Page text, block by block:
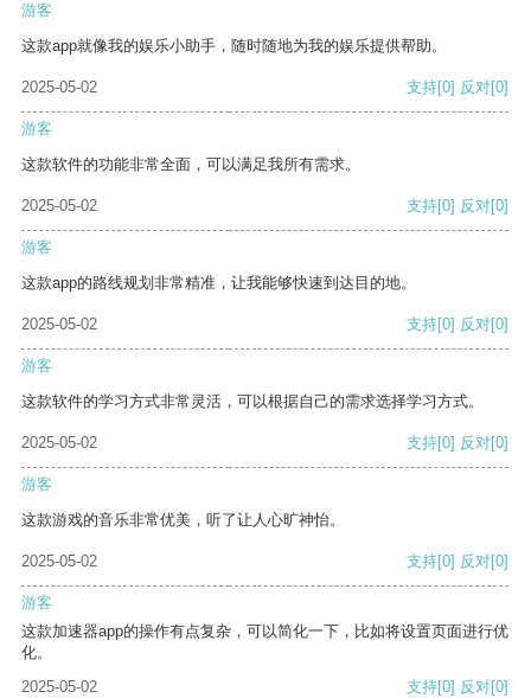
游客
这款app就像我的娱乐小助手，随时随地为我的娱乐提供帮助。
2025-05-02 支持[0] 反对[0]
游客
这款软件的功能非常全面，可以满足我所有需求。
2025-05-02 支持[0] 反对[0]
游客
这款app的路线规划非常精准，让我能够快速到达目的地。
2025-05-02 支持[0] 反对[0]
游客
这款软件的学习方式非常灵活，可以根据自己的需求选择学习方式。
2025-05-02 支持[0] 反对[0]
游客
这款游戏的音乐非常优美，听了让人心旷神怡。
2025-05-02 支持[0] 反对[0]
游客
这款加速器app的操作有点复杂，可以简化一下，比如将设置页面进行优
化。
2025-05-02
支持[0] 反对[0]